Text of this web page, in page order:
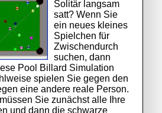
Solitär langsam
satt? Wenn Sie
ein neues kleines
Spielchen für
Zwischendurch
suchen, dann
Pool Billard Simulation
spielen Sie gegen den
eine andere reale Person.
Sie zunächst alle Ihre
und dann die schwarze